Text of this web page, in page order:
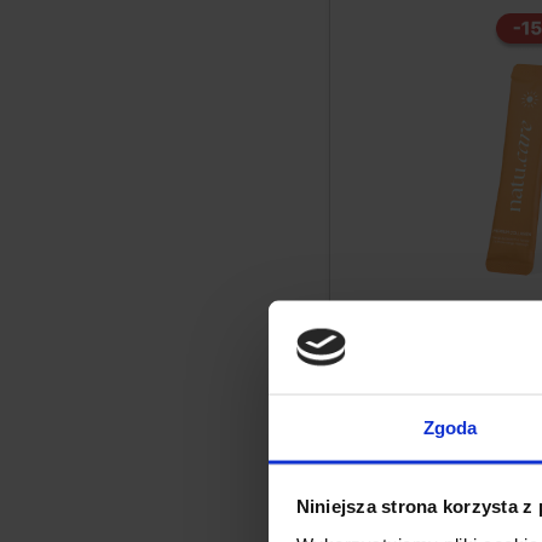
Zgoda
Niniejsza strona korzysta z
Termékleírás